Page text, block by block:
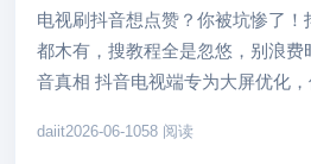
电视刷抖音想点赞？你被坑惨了！
都木有，搜教程全是忽悠，别浪
音真相 抖音电视端专为大屏优化
daiit2026-06-1058 阅读